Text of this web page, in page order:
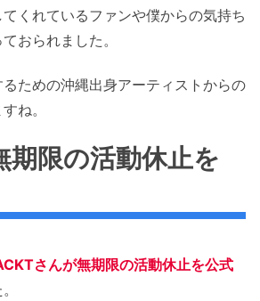
てくれているファンや僕からの気持ち
おられました。
ための沖縄出身アーティストからの
ね。
期限の活動休止を
さんが無期限の活動休止を公式